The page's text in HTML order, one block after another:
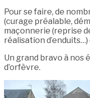
Pour se faire, de
(curage préalable,
maçonnerie (reprise
réalisation
Un grand bravo à nos
d’orfèvre.